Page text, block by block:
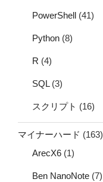
PowerShell (41)
Python (8)
R (4)
SQL(3)
スクリプト (16)
マイナーハード (163)
ArecX6 (1)
Ben NanoNote (7)